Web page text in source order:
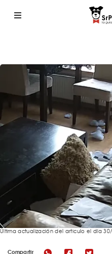
Compartir
Última actualización del articulo el día